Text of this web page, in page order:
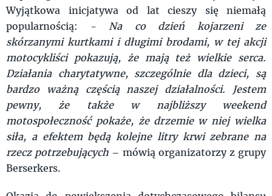
Wyjątkowa inicjatywa od lat cieszy się niemałą
popularnością: - Na co dzień kojarzeni ze
skórzanymi kurtkami i długimi brodami, w tej akcji
motocykliści pokazują, że mają też wielkie serca.
Działania charytatywne, szczególnie dla dzieci, są
bardzo ważną częścią naszej działalności. Jestem
pewny, że także w najbliższy weekend
motospołeczność pokaże, że drzemie w niej wielka
siła, a efektem będą kolejne litry krwi zebrane na
rzecz potrzebujących – mówią organizatorzy z grupy
Berserkers.